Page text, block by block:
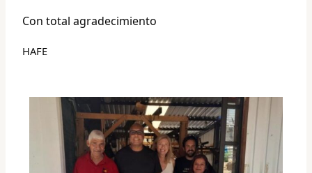
Con total agradecimiento
HAFE